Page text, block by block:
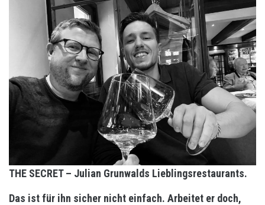
THE SECRET – Julian Grunwalds Lieblingsrestaurants.
Das ist für ihn sicher nicht einfach. Arbeitet er doch,